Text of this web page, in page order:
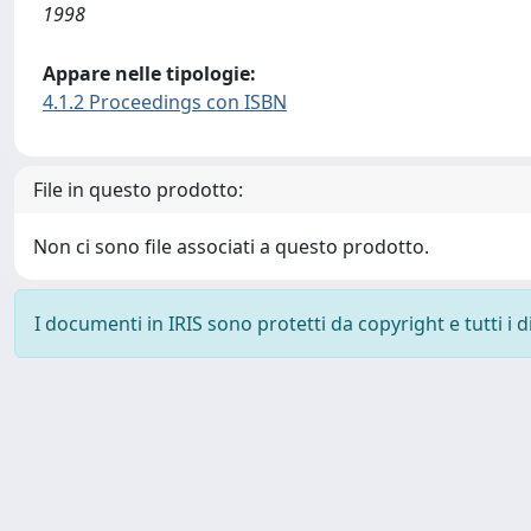
1998
Appare nelle tipologie:
4.1.2 Proceedings con ISBN
File in questo prodotto:
Non ci sono file associati a questo prodotto.
I documenti in IRIS sono protetti da copyright e tutti i